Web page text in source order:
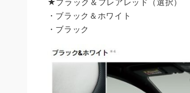
・ブラック＆ホワイト
・ブラック